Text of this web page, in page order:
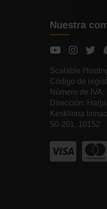
Nuestra
Scalable
Código de
Número de
Dirección:
Kesklinna
50-201, 10152